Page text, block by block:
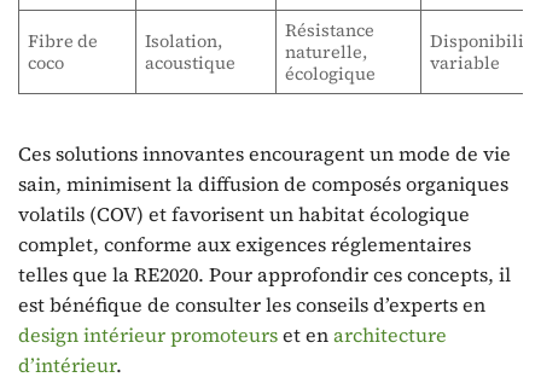
Fibre de
coco
Isolation,
acoustique
Résistance
naturelle,
écologique
Disponibilité
variable
Ces solutions innovantes encouragent un mode de vie
sain, minimisent la diffusion de composés organiques
volatils (COV) et favorisent un habitat écologique
complet, conforme aux exigences réglementaires
telles que la RE2020. Pour approfondir ces concepts, il
est bénéfique de consulter les conseils d’experts en
design intérieur promoteurset enarchitecture
d’intérieur.